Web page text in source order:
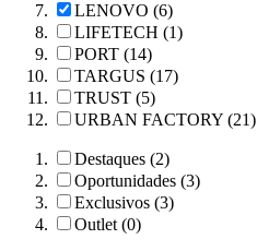
LENOVO (6)
LIFETECH (1)
PORT (14)
TARGUS (17)
TRUST (5)
URBAN FACTORY (21)
Destaques (2)
Oportunidades (3)
Exclusivos (3)
Outlet (0)